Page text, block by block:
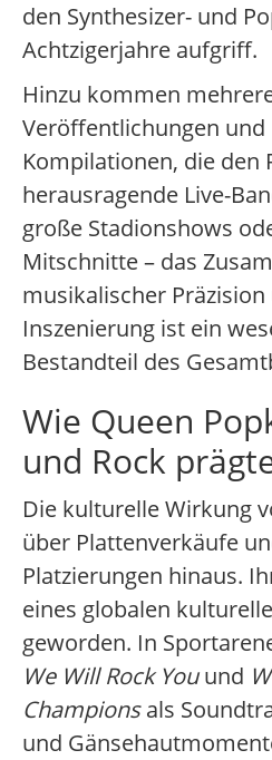
den Synthesizer- und
Achtzigerjahre aufgriff.
Hinzu kommen
Veröffentlichungen und
Kompilationen, die den
herausragende Live-
große Stadionshows
Mitschnitte – das
musikalischer
Inszenierung ist ein
Bestandteil des
Wie Queen
und Rock
Die kulturelle Wirkung
über Plattenverkäufe
Platzierungen hinaus.
eines globalen
geworden. In
We Will Rock Youund
Championsals
und